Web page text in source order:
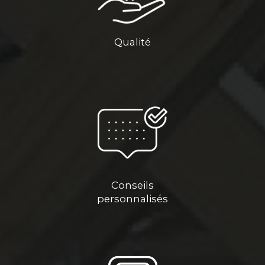
Qualité
Conseils
personnalisés